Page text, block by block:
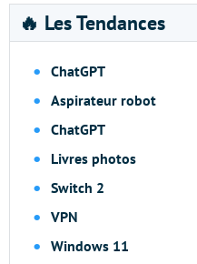
🔥 Les Tendances
ChatGPT
Aspirateur robot
ChatGPT
Livres photos
Switch 2
VPN
Windows 11